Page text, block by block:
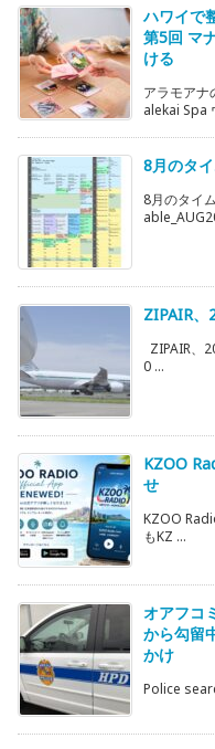
ハワイで
第5回 マ
ける
アラモアナ
alekai Spa
8月のタ
8月のタイ
ZIPAIR、
ZIPAIR、
0 ...
KZOO
せ
KZOO
もKZ ...
オアフコ
から勾留
かけ
Police